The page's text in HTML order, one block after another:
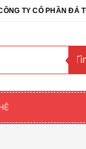
CỔ PHẦN ĐÁ TỰ